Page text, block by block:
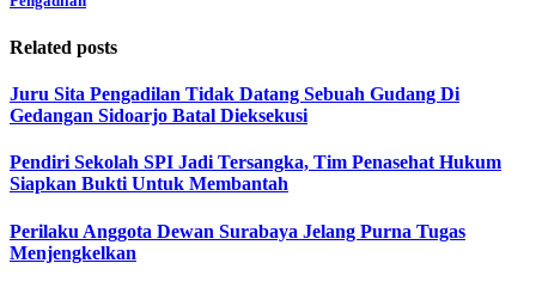
Related posts
Juru Sita Pengadilan Tidak Datang Sebuah Gudang Di
Gedangan Sidoarjo Batal Dieksekusi
Pendiri Sekolah SPI Jadi Tersangka, Tim Penasehat Hukum
Siapkan Bukti Untuk Membantah
Perilaku Anggota Dewan Surabaya Jelang Purna Tugas
Menjengkelkan